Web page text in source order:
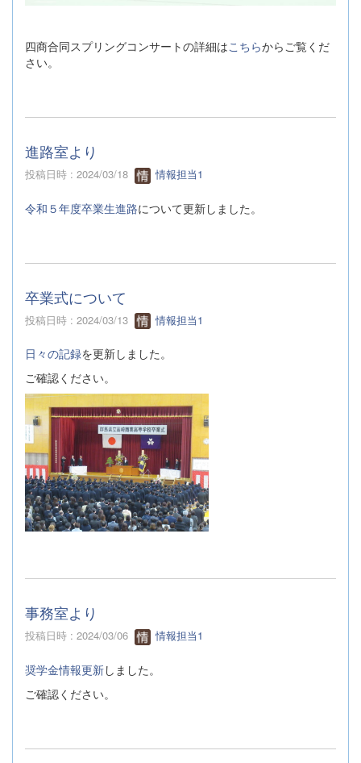
四商合同スプリングコンサートの詳細はこちらからご覧くだ
さい。
進路室より
投稿日時 : 2024/03/18 情報担当1
令和５年度卒業生進路について更新しました。
卒業式について
投稿日時 : 2024/03/13 情報担当1
日々の記録を更新しました。
ご確認ください。
事務室より
投稿日時 : 2024/03/06 情報担当1
奨学金情報更新しました。
ご確認ください。